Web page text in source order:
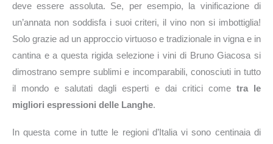
deve essere assoluta. Se, per esempio, la vinificazione di
un’annata non soddisfa i suoi criteri, il vino non si imbottiglia!
Solo grazie ad un approccio virtuoso e tradizionale in vigna e in
cantina e a questa rigida selezione i vini di Bruno Giacosa si
dimostrano sempre sublimi e incomparabili, conosciuti in tutto
il mondo e salutati dagli esperti e dai critici come tra le
migliori espressioni delle Langhe.
In questa come in tutte le regioni d’Italia vi sono centinaia di